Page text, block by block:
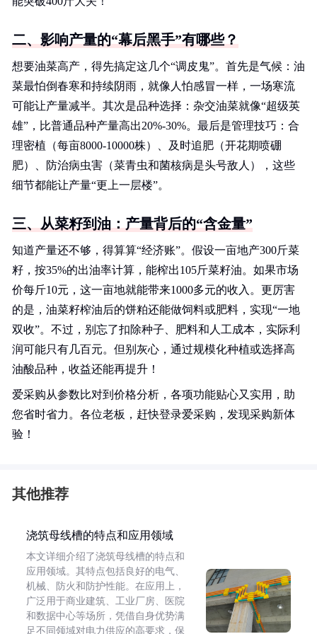
二、影响产量的“幕后黑手”有哪些？
想要油菜高产，得先搞定这几个“调皮鬼”。首先是气候：油
菜最怕倒春寒和持续阴雨，就像人怕感冒一样，一场寒流
可能让产量减半。其次是品种选择：杂交油菜就像“超级英
雄”，比普通品种产量高出20%-30%。最后是管理技巧：合
理密植（每亩8000-10000株）、及时追肥（开花期喷硼
肥）、防治病虫害（菜青虫和菌核病是头号敌人），这些
细节都能让产量“更上一层楼”。
三、从菜籽到油：产量背后的“含金量”
知道产量还不够，得算算“经济账”。假设一亩地产300斤菜
籽，按35%的出油率计算，能榨出105斤菜籽油。如果市场
价每斤10元，这一亩地就能带来1000多元的收入。更厉害
的是，油菜籽榨油后的饼粕还能做饲料或肥料，实现“一地
双收”。不过，别忘了扣除种子、肥料和人工成本，实际利
润可能只有几百元。但别灰心，通过规模化种植或选择高
油酸品种，收益还能再提升！
爱采购从参数比对到价格分析，各项功能贴心又实用，助
您省时省力。各位老板，赶快登录爱采购，发现采购新体
验！
其他推荐
浇筑母线槽的特点和应用领域
本文详细介绍了浇筑母线槽的特点和
应用领域。其特点包括良好的电气、
机械、防火和防护性能。在应用上，
广泛用于商业建筑、工业厂房、医院
和数据中心等场所，凭借自身优势满
足不同领域对电力供应的高要求，保